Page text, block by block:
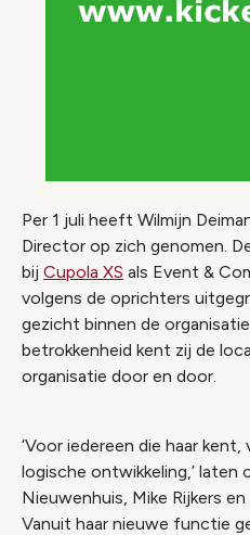
Per 1 juli heeft Wilmijn
Director op zich genomen.
bij Cupola XS als Event &
volgens de oprichters
gezicht binnen de
betrokkenheid kent zij de
organisatie door en door.
‘Voor iedereen die haar
logische ontwikkeling,’ laten
Nieuwenhuis, Mike Rijkers
Vanuit haar nieuwe functie